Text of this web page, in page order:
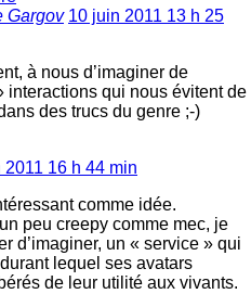
Gargov 10 juin 2011 13 h 25
à nous d’imaginer de
interactions qui nous évitent de
des trucs du genre ;-)
2011 16 h 44 min
comme idée.
peu creepy comme mec, je
d’imaginer, un « service » qui
lequel ses avatars
de leur utilité aux vivants.